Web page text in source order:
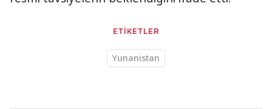
ETİKETLER
Yunanistan